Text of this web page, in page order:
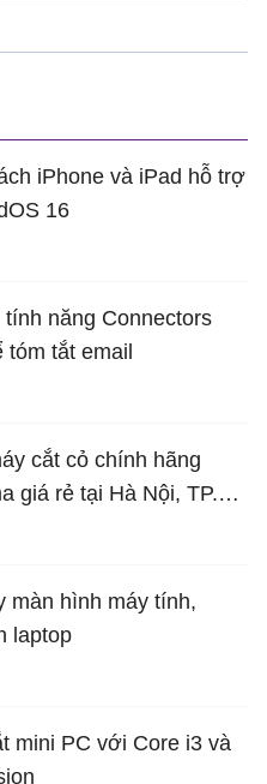
iPhone và iPad hỗ trợ
16
năng Connectors
tắt email
cắt cỏ chính hãng
giá rẻ tại Hà Nội, TP.
màn hình máy tính,
laptop
mini PC với Core i3 và